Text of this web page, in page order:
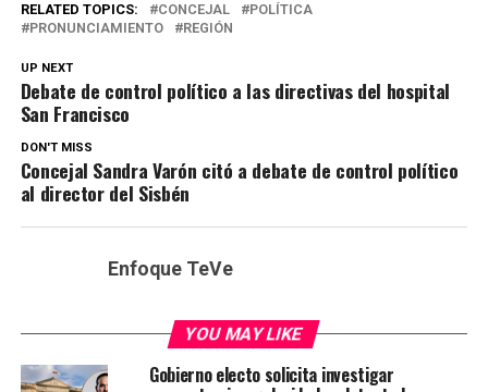
RELATED TOPICS: CONCEJAL
POLÍTICA
PRONUNCIAMIENTO
REGIÓN
UP NEXT
Debate de control político a las directivas del hospital
San Francisco
DON'T MISS
Concejal Sandra Varón citó a debate de control político
al director del Sisbén
Enfoque TeVe
YOU MAY LIKE
Gobierno electo solicita investigar